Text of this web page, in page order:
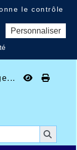
le contrôle
Personnaliser